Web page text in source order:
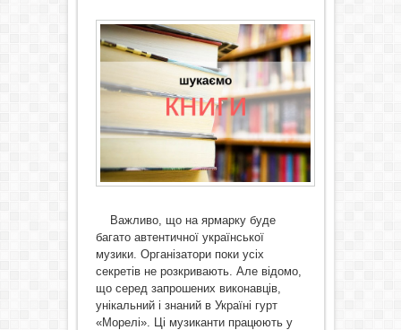
Важливо, що на ярмарку буде
багато автентичної української
музики. Організатори поки усіх
секретів не розкривають. Але відомо,
що серед запрошених виконавців,
унікальний і знаний в Україні гурт
«Морелі». Ці музиканти працюють у